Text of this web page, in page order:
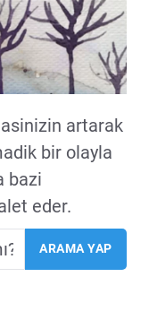
artarak
bir olayla
bazi
eder.